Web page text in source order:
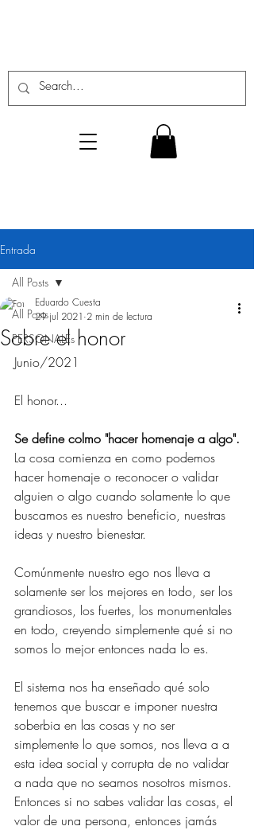
Entrada
All Posts
PERSONALEs
All Posts
Sobre el honor
Eduardo Cuesta
29 jul 2021 2 min de lectura
Junio/2021
El honor...
Se define colmo "hacer homenaje a algo".
La cosa comienza en como podemos
hacer homenaje o reconocer o validar
alguien o algo cuando solamente lo que
buscamos es nuestro beneficio, nuestras
ideas y nuestro bienestar.
Comúnmente nuestro ego nos lleva a
solamente ser los mejores en todo, ser los
grandiosos, los fuertes, los monumentales
en todo, creyendo simplemente qué si no
somos lo mejor entonces nada lo es.
El sistema nos ha enseñado qué solo
tenemos que buscar e imponer nuestra
soberbia en las cosas y no ser
simplemente lo que somos, nos lleva a a
esta idea social y corrupta de no validar
a nada que no seamos nosotros mismos.
Entonces si no sabes validar las cosas, el
valor de una persona, entonces jamás